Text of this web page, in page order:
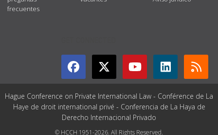
frecuentes
Hague Conference on Private International Law - Conférence de La
Haye de droit international privé - Conferencia de La Haya de
Derecho Internacional Privado
© HCCH 1951-2026. All Rights Reserved.